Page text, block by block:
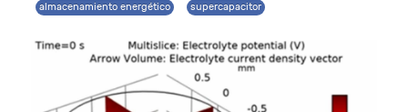
almacenamiento energético
supercapacitor